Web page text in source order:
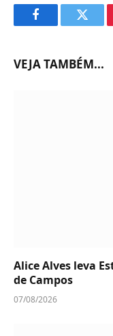
Facebook
VEJA TAMBÉM...
Alice Alves leva
de Campos
07/08/2026